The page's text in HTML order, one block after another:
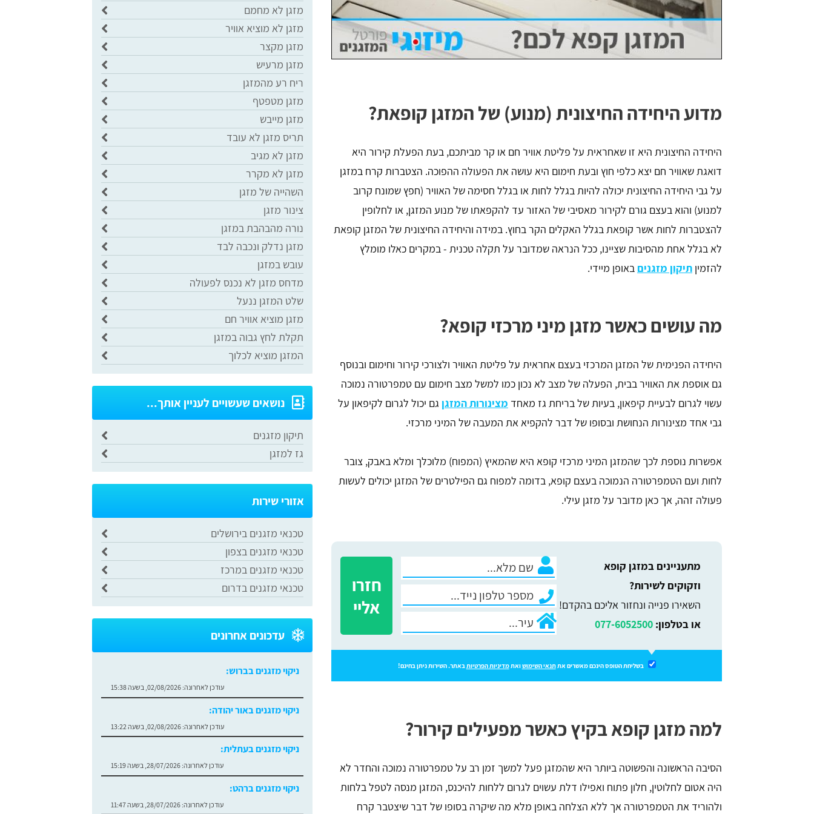
מדוע היחידה החיצונית (מנוע) של המזגן קופאת?
היחידה החיצונית היא זו שאחראית על פליטת אוויר חם או קר מביתכם, בעת הפעלת קירור היא
דואגת שאוויר חם יצא כלפי חוץ ובעת חימום היא עושה את הפעולה ההפוכה. הצטברות קרח במזגן
על גבי היחידה החיצונית יכולה להיות בגלל לחות או בגלל חסימה של האוויר (חפץ שמונח קרוב
למנוע) והוא בעצם גורם לקירור מאסיבי של האזור עד להקפאתו של מנוע המזגן, או לחלופין
להצטברות לחות אשר קופאת בגלל האקלים הקר בחוץ. במידה והיחידה החיצונית של המזגן קופאת
לא בגלל אחת מהסיבות שציינו, ככל הנראה שמדובר על תקלה טכנית - במקרים כאלו מומלץ
להזמין תיקון מזגנים באופן מיידי.
מה עושים כאשר מזגן מיני מרכזי קופא?
היחידה הפנימית של המזגן המרכזי בעצם אחראית על פליטת האוויר ולצורכי קירור וחימום ובנוסף
גם אוספת את האוויר בבית, הפעלה של מצב לא נכון כמו למשל מצב חימום עם טמפרטורה נמוכה
עשוי לגרום לבעיית קיפאון, בעיות של בריחת גז מאחד מצינורות המזגן גם יכול לגרום לקיפאון על
גבי אחד מצינורות הנחושת ובסופו של דבר להקפיא את המעבה של המיני מרכזי.
אפשרות נוספת לכך שהמזגן המיני מרכזי קופא היא שהמאיץ (המפוח) מלוכלך ומלא באבק, צובר
לחות ועם הטמפרטורה הנמוכה בעצם קופא, בדומה למפוח גם הפילטרים של המזגן יכולים לעשות
פעולה זהה, אך כאן מדובר על מזגן עילי.
מתעניינים במזגן קופא
וזקוקים לשירות?
השאירו פנייה ונחזור אליכם בהקדם!
או בטלפון: 077-6052500
חזרו
אליי
בשליחת הטופס הינכם מאשרים אתתנאי השימושואתמדיניות הפרטיותבאתר. השירות ניתן בחינם!
למה מזגן קופא בקיץ כאשר מפעילים קירור?
הסיבה הראשונה והפשוטה ביותר היא שהמזגן פעל למשך זמן רב על טמפרטורה נמוכה והחדר לא
היה אטום לחלוטין, חלון פתוח ואפילו דלת עשוים לגרום ללחות להיכנס, המזגן מנסה לטפל בלחות
ולהוריד את הטמפרטורה אך ללא הצלחה באופן מלא מה שיקרה בסופו של דבר שיצטבר קרח
מזגן לא מחמם
מזגן לא מוציא אוויר
מזגן מקצר
מזגן מרעיש
ריח רע מהמזגן
מזגן מטפטף
מזגן מייבש
תריס מזגן לא עובד
מזגן לא מגיב
מזגן לא מקרר
השהייה של מזגן
צינור מזגן
נורה מהבהבת במזגן
מזגן נדלק ונכבה לבד
עובש במזגן
מדחס מזגן לא נכנס לפעולה
שלט המזגן ננעל
מזגן מוציא אוויר חם
תקלת לחץ גבוה במזגן
המזגן מוציא לכלוך
נושאים שעשויים לעניין אותך...
תיקון מזגנים
גז למזגן
אזורי שירות
טכנאי מזגנים בירושלים
טכנאי מזגנים בצפון
​טכנאי מזגנים במרכז
​טכנאי מזגנים בדרום
עדכונים אחרונים
ניקוי מזגנים בברוש:
עודכן לאחרונה: 02/08/2026, בשעה 15:38
ניקוי מזגנים באור יהודה:
עודכן לאחרונה: 02/08/2026, בשעה 13:22
ניקוי מזגנים בעתלית:
עודכן לאחרונה: 28/07/2026, בשעה 15:19
ניקוי מזגנים ברהט:
עודכן לאחרונה: 28/07/2026, בשעה 11:47